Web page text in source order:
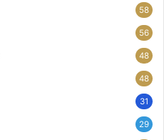
58
56
48
48
31
29